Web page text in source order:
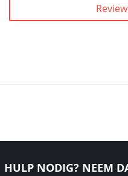
HULP NODIG? NEEM